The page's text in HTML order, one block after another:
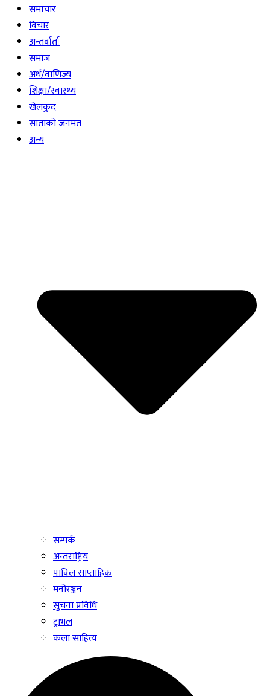
समाचार
विचार
अन्तर्वार्ता
समाज
अर्थ/वाणिज्य
शिक्षा/स्वास्थ्य
खेलकुद
साताकाे जनमत
अन्य
सम्पर्क
अन्तराष्ट्रिय
पाविल साप्ताहिक
मनोरञ्जन
सुचना प्रविधि
ट्राभल
कला साहित्य